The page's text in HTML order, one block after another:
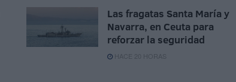
Las fragatas Santa María y
Navarra, en Ceuta para
reforzar la seguridad
HACE 20 HORAS